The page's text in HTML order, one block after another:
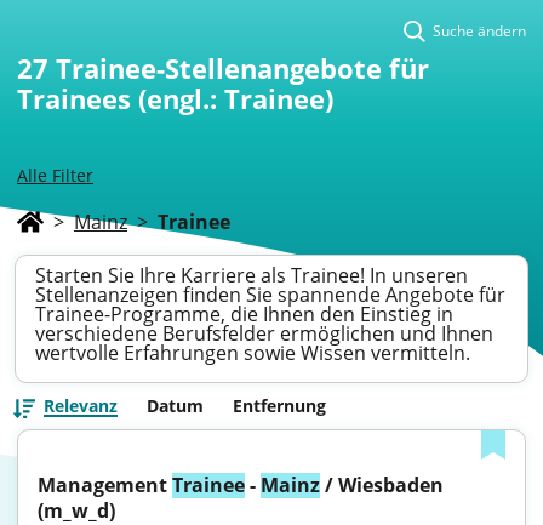
Alle Filter
Suche ändern
27 Trainee-Stellenangebote für
Trainees (engl.: Trainee)
> Mainz > Trainee
Starten Sie Ihre Karriere als Trainee! In unseren
Stellenanzeigen finden Sie spannende Angebote für
Trainee-Programme, die Ihnen den Einstieg in
verschiedene Berufsfelder ermöglichen und Ihnen
wertvolle Erfahrungen sowie Wissen vermitteln.
Relevanz Datum Entfernung
Management Trainee - Mainz / Wiesbaden
(m_w_d)